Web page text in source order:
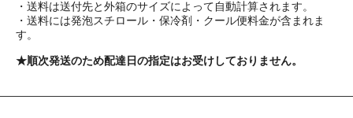
・送料は送付先と外箱のサイズによって自動計算されます。
・送料には発泡スチロール・保冷剤・クール便料金が含まれま
す。
★順次発送のため配達日の指定はお受けしておりません。